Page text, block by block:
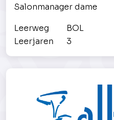
Salonmanager dame
Leerweg
BOL
Leerjaren
3